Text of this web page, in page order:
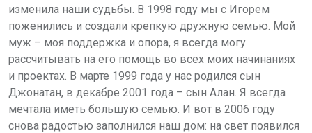
изменила наши судьбы. В 1998 году мы с Игорем
поженились и создали крепкую дружную семью. Мой
муж – моя поддержка и опора, я всегда могу
рассчитывать на его помощь во всех моих начинаниях
и проектах. В марте 1999 года у нас родился сын
Джонатан, в декабре 2001 года – сын Алан. Я всегда
мечтала иметь большую семью. И вот в 2006 году
снова радостью заполнился наш дом: на свет появился